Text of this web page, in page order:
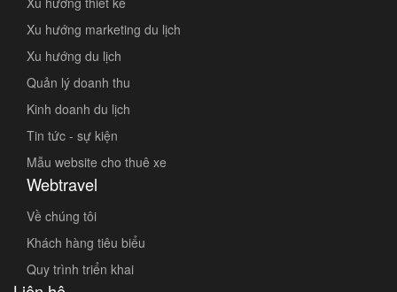
Xu hướng marketing du lịch
Xu hướng du lịch
Quản lý doanh thu
Kinh doanh du lịch
Tin tức - sự kiện
Mẫu website cho thuê xe
Webtravel
Về chúng tôi
Khách hàng tiêu biểu
Quy trình triển khai